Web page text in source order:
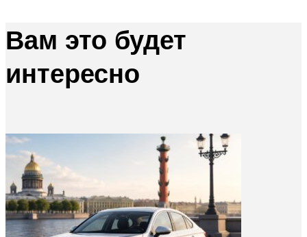
Вам это будет
интересно